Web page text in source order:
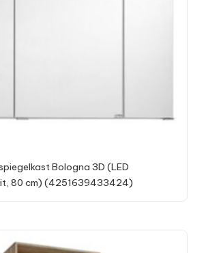
Bologna 3D (LED
80 cm) (4251639433424)